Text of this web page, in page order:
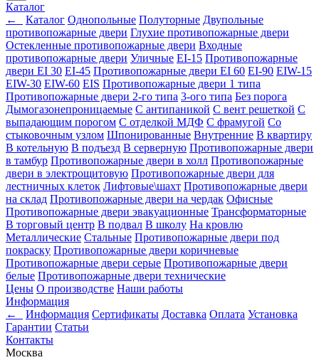
Каталог
←
Каталог Однопольные Полуторные Двупольные
противопожарные двери Глухие противопожарные двери
Остекленные противопожарные двери Входные
противопожарные двери Уличные EI-15 Противопожарные
двери EI 30 EI-45 Противопожарные двери EI 60 EI-90 EIW-15
EIW-30 EIW-60 EIS Противопожарные двери 1 типа
Противопожарные двери 2-го типа 3-ого типа Без порога
Дымогазонепроницаемые С антипаникой С вент решеткой С
выпадающим порогом С отделкой МДФ С фрамугой Со
стыковочным узлом Шпонированные Внутренние В квартиру
В котельную В подъезд В серверную Противопожарные двери
в тамбур Противопожарные двери в холл Противопожарные
двери в электрощитовую Противопожарные двери для
лестничных клеток Лифтовые\шахт Противопожарные двери
на склад Противопожарные двери на чердак Офисные
Противопожарные двери эвакуационные Трансформаторные
В торговый центр В подвал В школу На кровлю
Металлические Стальные Противопожарные двери под
покраску Противопожарные двери коричневые
Противопожарные двери серые Противопожарные двери
белые Противопожарные двери технические
Цены О производстве Наши работы
Информация
←
Информация Сертификаты Доставка Оплата Установка
Гарантии Статьи
Контакты
Москва